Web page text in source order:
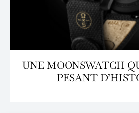
UNE MOONSWATCH
PESANT